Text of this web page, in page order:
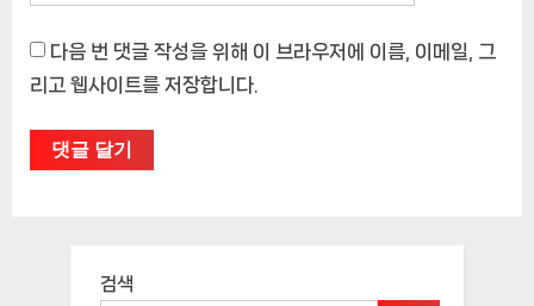
다음 번 댓글 작성을 위해 이 브라우저에 이름, 이메일, 그
리고 웹사이트를 저장합니다.
검색